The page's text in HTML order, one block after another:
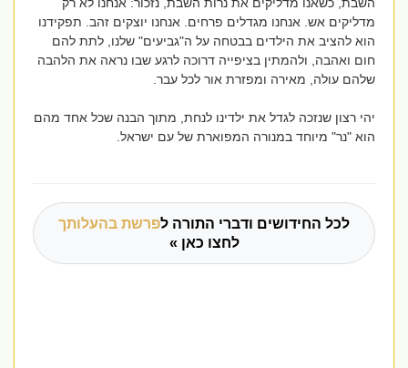
מדליקים אש. אנחנו מגדלים פרחים. אנחנו יוצקים זהב. תפקידנו
הוא להציב את הילדים בבטחה על ה"גביעים" שלנו, לתת להם
חום ואהבה, ולהמתין בציפייה דרוכה לרגע שבו נראה את הלהבה
שלהם עולה, מאירה ומפזרת אור לכל עבר.
יהי רצון שנזכה לגדל את ילדינו לנחת, מתוך הבנה שכל אחד מהם
הוא "נר" מיוחד במנורה המפוארת של עם ישראל.
לכל החידושים ודברי התורה לפרשת בהעלותך
לחצו כאן »